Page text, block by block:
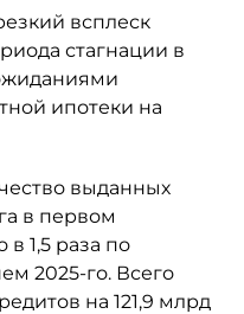
всплеск
стагнации в
ипотеки на
выданных
в первом
1,5 раза по
2025-го. Всего
на 121,9 млрд